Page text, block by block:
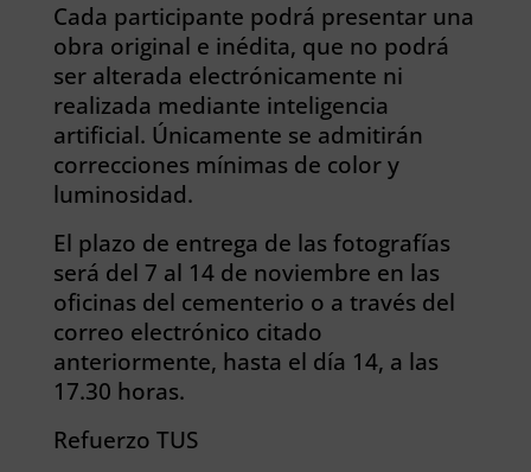
Cada participante podrá presentar una
obra original e inédita, que no podrá
ser alterada electrónicamente ni
realizada mediante inteligencia
artificial. Únicamente se admitirán
correcciones mínimas de color y
luminosidad.
El plazo de entrega de las fotografías
será del 7 al 14 de noviembre en las
oficinas del cementerio o a través del
correo electrónico citado
anteriormente, hasta el día 14, a las
17.30 horas.
Refuerzo TUS